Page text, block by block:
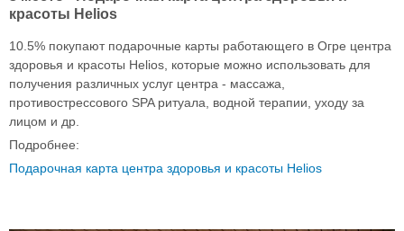
красоты Helios
10.5% покупают подарочные карты работающего в Огре центра
здоровья и красоты Helios, которые можно использовать для
получения различных услуг центра - массажа,
противострессового SPA ритуала, водной терапии, уходу за
лицом и др.
Подробнее:
Подарочная карта центра здоровья и красоты Helios